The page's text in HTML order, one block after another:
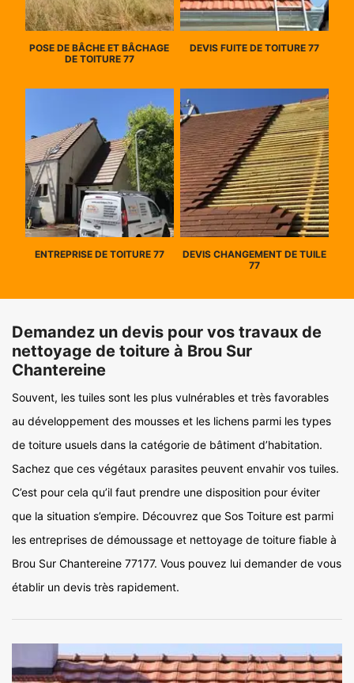
POSE DE BÂCHE ET BÂCHAGE
DE TOITURE 77
DEVIS FUITE DE TOITURE 77
ENTREPRISE DE TOITURE 77
DEVIS CHANGEMENT DE TUILE
77
Demandez un devis pour vos travaux de
nettoyage de toiture à Brou Sur
Chantereine
Souvent, les tuiles sont les plus vulnérables et très favorables
au développement des mousses et les lichens parmi les types
de toiture usuels dans la catégorie de bâtiment d’habitation.
Sachez que ces végétaux parasites peuvent envahir vos tuiles.
C’est pour cela qu’il faut prendre une disposition pour éviter
que la situation s’empire. Découvrez que Sos Toiture est parmi
les entreprises de démoussage et nettoyage de toiture fiable à
Brou Sur Chantereine 77177. Vous pouvez lui demander de vous
établir un devis très rapidement.